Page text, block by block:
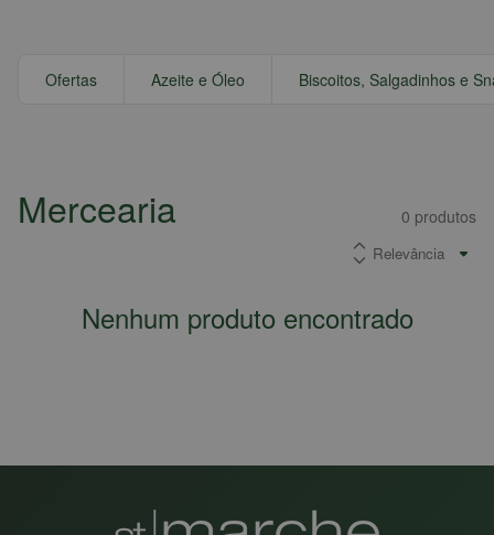
Ofertas Azeite e Óleo Biscoitos, Salgadinhos e
Mercearia 0 produtos
Nenhum produto encontrado